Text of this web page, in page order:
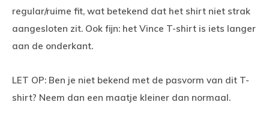
regular/ruime fit, wat betekend dat het shirt niet strak
aangesloten zit. Ook fijn: het Vince T-shirt is iets langer
aan de onderkant.
LET OP: Ben je niet bekend met de pasvorm van dit T-
shirt? Neem dan een maatje kleiner dan normaal.